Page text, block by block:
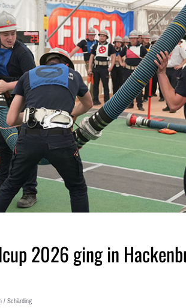
2026 ging in
/ Schärding